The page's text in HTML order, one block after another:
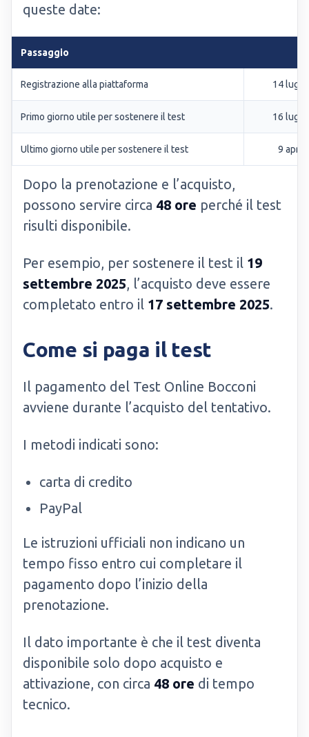
queste date:
Passaggio
Registrazione alla piattaforma 14
Primo giorno utile per sostenere il test 16
Ultimo giorno utile per sostenere il test 9
Dopo la prenotazione e l’acquisto,
possono servire circa 48 ore perché il test
risulti disponibile.
Per esempio, per sostenere il test il 19
settembre 2025, l’acquisto deve essere
completato entro il 17 settembre 2025.
Come si paga il test
Il pagamento del Test Online Bocconi
avviene durante l’acquisto del tentativo.
I metodi indicati sono:
carta di credito
PayPal
Le istruzioni ufficiali non indicano un
tempo fisso entro cui completare il
pagamento dopo l’inizio della
prenotazione.
Il dato importante è che il test diventa
disponibile solo dopo acquisto e
attivazione, con circa 48 ore di tempo
tecnico.